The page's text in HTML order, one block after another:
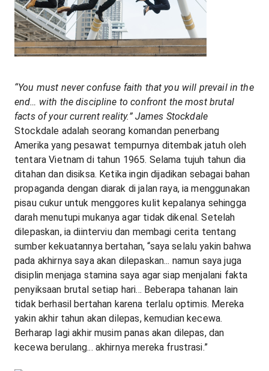
“You must never confuse faith that you will prevail in the
end… with the discipline to confront the most brutal
facts of your current reality.” James Stockdale
Stockdale adalah seorang komandan penerbang
Amerika yang pesawat tempurnya ditembak jatuh oleh
tentara Vietnam di tahun 1965. Selama tujuh tahun dia
ditahan dan disiksa. Ketika ingin dijadikan sebagai bahan
propaganda dengan diarak di jalan raya, ia menggunakan
pisau cukur untuk menggores kulit kepalanya sehingga
darah menutupi mukanya agar tidak dikenal. Setelah
dilepaskan, ia diinterviu dan membagi cerita tentang
sumber kekuatannya bertahan, “saya selalu yakin bahwa
pada akhirnya saya akan dilepaskan... namun saya juga
disiplin menjaga stamina saya agar siap menjalani fakta
penyiksaan brutal setiap hari... Beberapa tahanan lain
tidak berhasil bertahan karena terlalu optimis. Mereka
yakin akhir tahun akan dilepas, kemudian kecewa.
Berharap lagi akhir musim panas akan dilepas, dan
kecewa berulang... akhirnya mereka frustrasi.”